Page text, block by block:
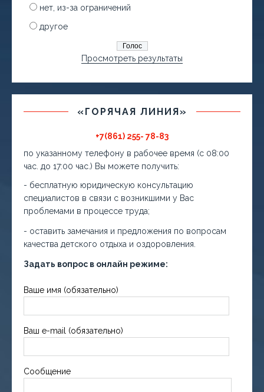
нет, из-за ограничений
другое
Просмотреть результаты
«ГОРЯЧАЯ ЛИНИЯ»
+7(861) 255- 78-83
по указанному телефону в рабочее время (с 08:00
час. до 17:00 час.) Вы можете получить:
- бесплатную юридическую консультацию
специалистов в связи с возникшими у Вас
проблемами в процессе труда;
- оставить замечания и предложения по вопросам
качества детского отдыха и оздоровления.
Задать вопрос в онлайн режиме:
Ваше имя (обязательно)
Ваш e-mail (обязательно)
Сообщение